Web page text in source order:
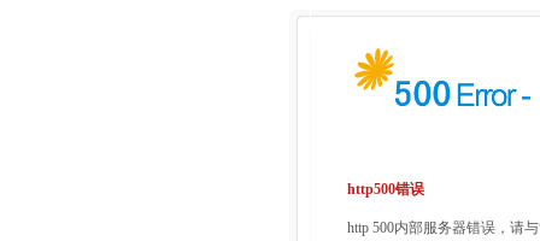
http500错误
http 500内部服务器错误，请